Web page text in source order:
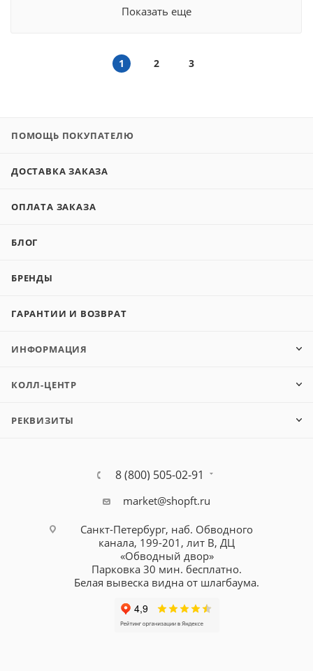
Показать еще
1 2 3
ПОМОЩЬ ПОКУПАТЕЛЮ
ДОСТАВКА ЗАКАЗА
ОПЛАТА ЗАКАЗА
БЛОГ
БРЕНДЫ
ГАРАНТИИ И ВОЗВРАТ
ИНФОРМАЦИЯ
КОЛЛ-ЦЕНТР
РЕКВИЗИТЫ
8 (800) 505-02-91
market@shopft.ru
Санкт-Петербург, наб. Обводного
канала, 199-201, лит В, ДЦ
«Обводный двор»
Парковка 30 мин. бесплатно.
Белая вывеска видна от шлагбаума.